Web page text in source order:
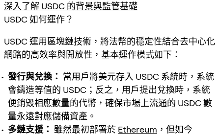
深入了解 USDC 的背景與監管基礎
USDC 如何運作？
USDC 運用區塊鏈技術，將法幣的穩定性結合去中心化
網路的高效率與開放性，基本運作模式如下：
發行與兌換： 當用戶將美元存入 USDC 系統時，系統
會鑄造等值的 USDC；反之，用戶提出兌換時，系統
便銷毀相應數量的代幣，確保市場上流通的 USDC 數
量永遠對應儲備資產。
多鏈支援： 雖然最初部署於 Ethereum ，但如今